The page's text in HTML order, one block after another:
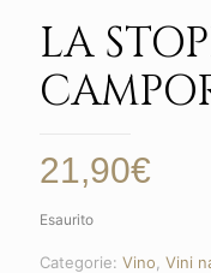
LA
21,90€
Esaurito
Categorie: Vino Vini